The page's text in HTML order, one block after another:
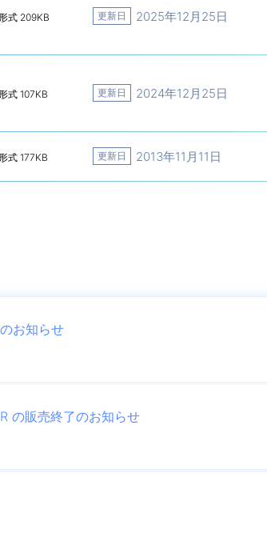
式 209KB 更新日 2025年12月25日
式 107KB 更新日 2024年12月25日
式 177KB 更新日 2013年11月11日
お知らせ
の販売終了のお知らせ